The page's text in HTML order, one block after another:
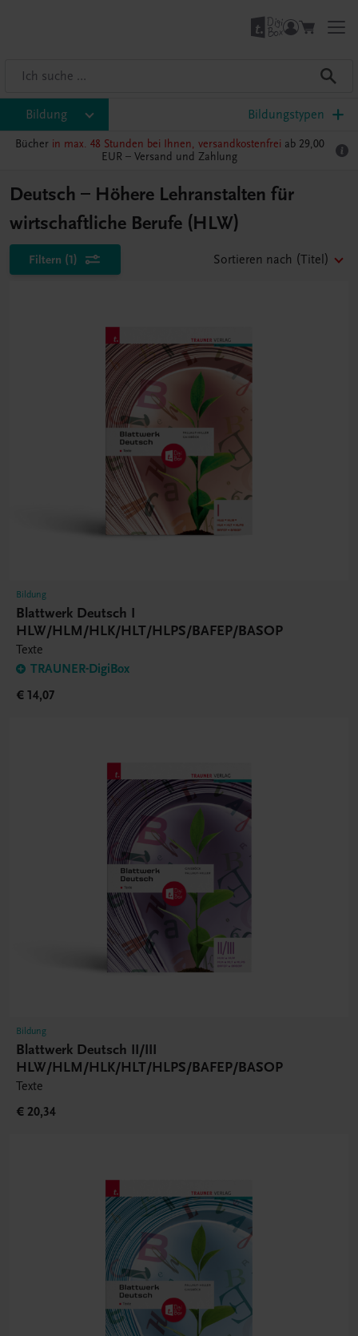
Bildung Bildungstypen
Bücher in max. 48 Stunden bei Ihnen, versandkostenfrei ab 29,00
EUR – Versand und Zahlung
Deutsch – Höhere Lehranstalten für
wirtschaftliche Berufe (HLW)
Filtern (1) Sortieren nach (Titel)
Bildung
Blattwerk Deutsch I
HLW/HLM/HLK/HLT/HLPS/BAFEP/BASOP
Texte
TRAUNER-DigiBox
€ 14,07
Bildung
Blattwerk Deutsch II/III
HLW/HLM/HLK/HLT/HLPS/BAFEP/BASOP
Texte
€ 20,34